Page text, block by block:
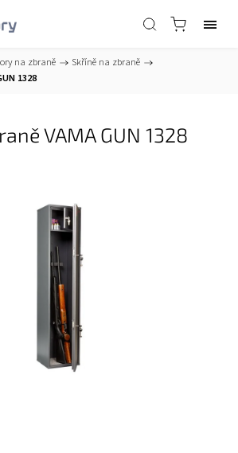
na zbraně / Skříně na zbraně /
1328
VAMA GUN 1328